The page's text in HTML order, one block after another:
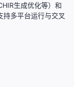
生成优化等）和
持多平台运行与交叉